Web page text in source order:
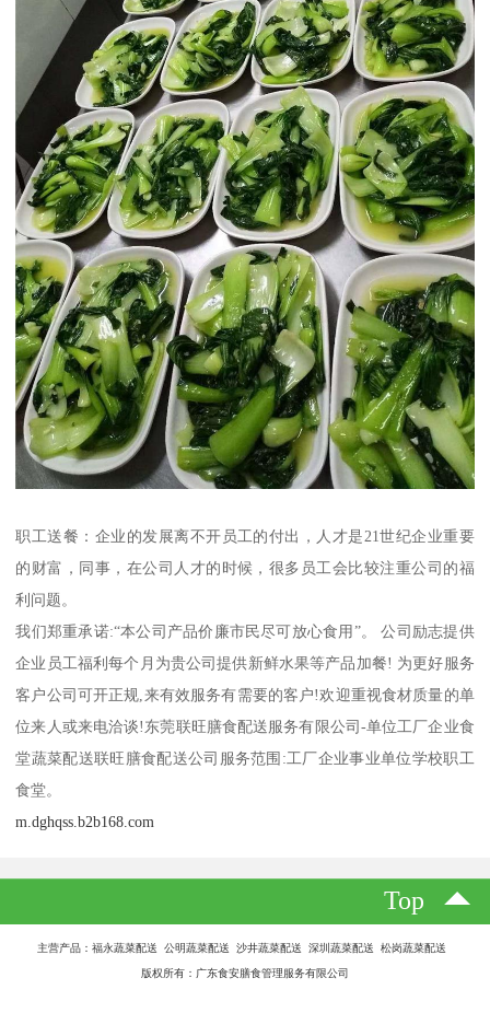
职工送餐：企业的发展离不开员工的付出，人才是21世纪企业重要
的财富，同事，在公司人才的时候，很多员工会比较注重公司的福
利问题。
我们郑重承诺:“本公司产品价廉市民尽可放心食用”。 公司励志提供
企业员工福利每个月为贵公司提供新鲜水果等产品加餐! 为更好服务
客户公司可开正规,来有效服务有需要的客户!欢迎重视食材质量的单
位来人或来电洽谈!东莞联旺膳食配送服务有限公司-单位工厂企业食
堂蔬菜配送联旺膳食配送公司服务范围:工厂企业事业单位学校职工
食堂。
m.dghqss.b2b168.com
Top
主营产品：福永蔬菜配送 公明蔬菜配送 沙井蔬菜配送 深圳蔬菜配送 松岗蔬菜配送
版权所有：广东食安膳食管理服务有限公司